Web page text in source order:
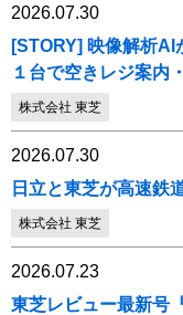
2026.07.30
[STORY] 映像解析
１台で空きレジ案内
株式会社 東芝
2026.07.30
日立と東芝が高速鉄
株式会社 東芝
2026.07.23
東芝レビュー最新号